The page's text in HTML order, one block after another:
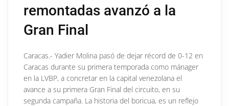
remontadas avanzó a la
Gran Final
Caracas.- Yadier Molina pasó de dejar récord de 0-12 en
Caracas durante su primera temporada como mánager
en la LVBP, a concretar en la capital venezolana el
avance a su primera Gran Final del circuito, en su
segunda campaña. La historia del boricua, es un reflejo